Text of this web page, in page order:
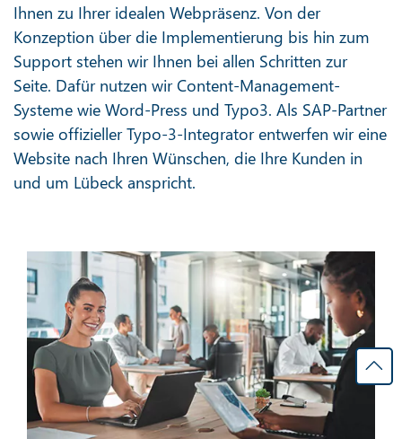
Ihnen zu Ihrer idealen Webpräsenz. Von der
Konzeption über die Implementierung bis hin zum
Support stehen wir Ihnen bei allen Schritten zur
Seite. Dafür nutzen wir Content-Management-
Systeme wie Word-Press und Typo3. Als SAP-Partner
sowie offizieller Typo-3-Integrator entwerfen wir eine
Website nach Ihren Wünschen, die Ihre Kunden in
und um Lübeck anspricht.